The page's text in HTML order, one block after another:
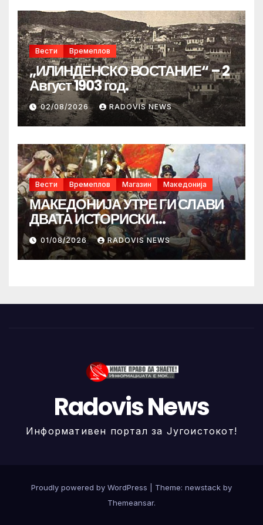
Вести Времеплов
„ИЛИНДЕНСКО ВОСТАНИЕ“ – 2
Август 1903 год.
02/08/2026 RADOVIS NEWS
Вести Времеплов Магазин Македонија
МАКЕДОНИЈА УТРЕ ГИ СЛАВИ
ДВАТА ИСТОРИСКИ
ИЛИНДЕНА!
01/08/2026 RADOVIS NEWS
Radovis News
Информативен портал за Југоистокот!
Proudly powered by WordPress
Theme: newstack by
Themeansar.